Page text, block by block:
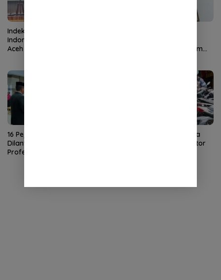
Indeks Potensi Terorisme
Indonesia Menurun, FKPT
Aceh Tekankan Tiga Strategi
Koordinator di JAM Pidum
16 Pejabat Pemko Sabang
Dilantik, Sekda Tekankan
Profesionalisme dan
Satlantas Polresta Banda
Aceh Sita 80 Sepeda Motor